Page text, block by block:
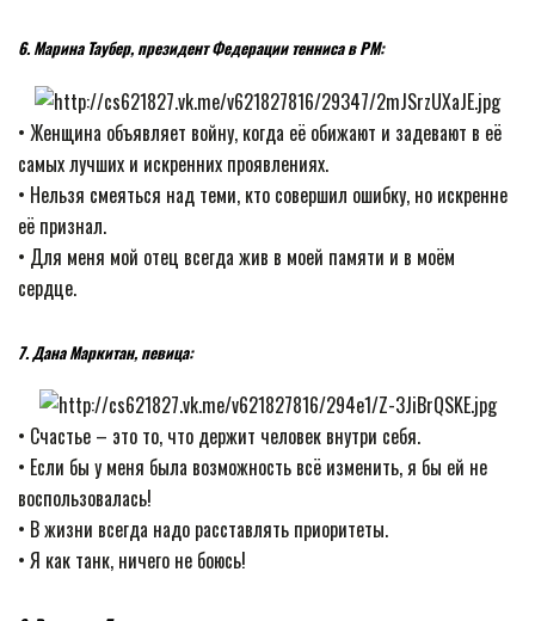
6. Марина Таубер, президент Федерации тенниса в РМ:
• Женщина объявляет войну, когда её обижают и задевают в её
самых лучших и искренних проявлениях.
• Нельзя смеяться над теми, кто совершил ошибку, но искренне
её признал.
• Для меня мой отец всегда жив в моей памяти и в моём
сердце.
7. Дана Маркитан, певица:
• Счастье – это то, что держит человек внутри себя.
• Если бы у меня была возможность всё изменить, я бы ей не
воспользовалась!
• В жизни всегда надо расставлять приоритеты.
• Я как танк, ничего не боюсь!